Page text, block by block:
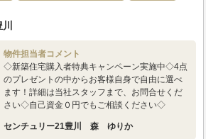
物件担当者コメント
◇新築住宅購入者特典キャンペーン実施中◇4点
のプレゼントの中からお客様自身で自由に選べ
ます！詳細は当社スタッフまで、お問合せくだ
さい◇自己資金０円でもご相談ください◇
センチュリー21豊川 森 ゆりか